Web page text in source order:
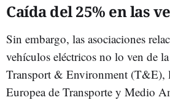
Caída del 25% en las
Sin embargo, las asociaciones
vehículos eléctricos no lo ven de
Transport & Environment (T&E),
Europea de Transporte y Medio